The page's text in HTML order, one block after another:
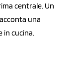
centrale. Un
una
cucina.